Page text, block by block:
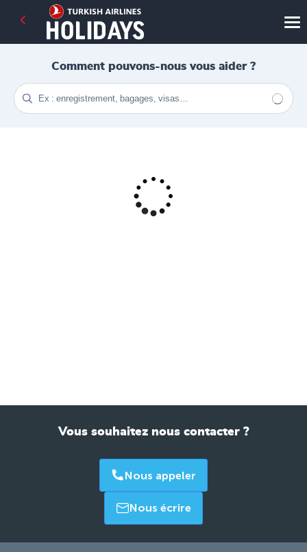
Comment pouvons-nous vous aider ?
Vous souhaitez nous contacter ?
Nous appeler
Nous écrire